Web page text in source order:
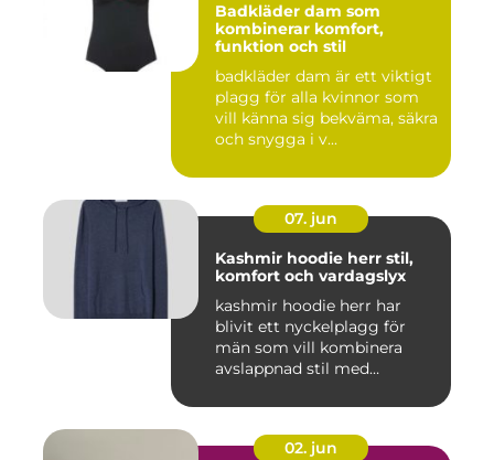
Badkläder dam som
kombinerar komfort,
funktion och stil
badkläder dam är ett viktigt
plagg för alla kvinnor som
vill känna sig bekväma, säkra
och snygga i v...
07. jun
Kashmir hoodie herr stil,
komfort och vardagslyx
kashmir hoodie herr har
blivit ett nyckelplagg för
män som vill kombinera
avslappnad stil med
02. jun